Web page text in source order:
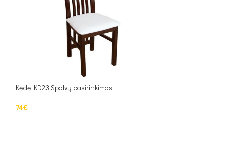
Kėdė KD23 Spalvų pasirinkimas.
74€